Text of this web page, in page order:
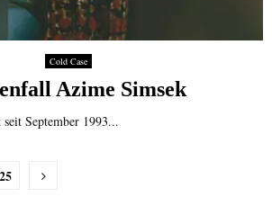
Cold Case
Azime Simsek
September 1993...
25